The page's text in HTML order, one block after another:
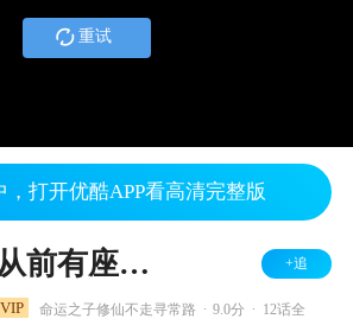
重试
，打开优酷APP看高清完整版
从前有座灵剑山 中文版 +追
VIP 命运之子修仙不走寻常路 9.0分 12话全